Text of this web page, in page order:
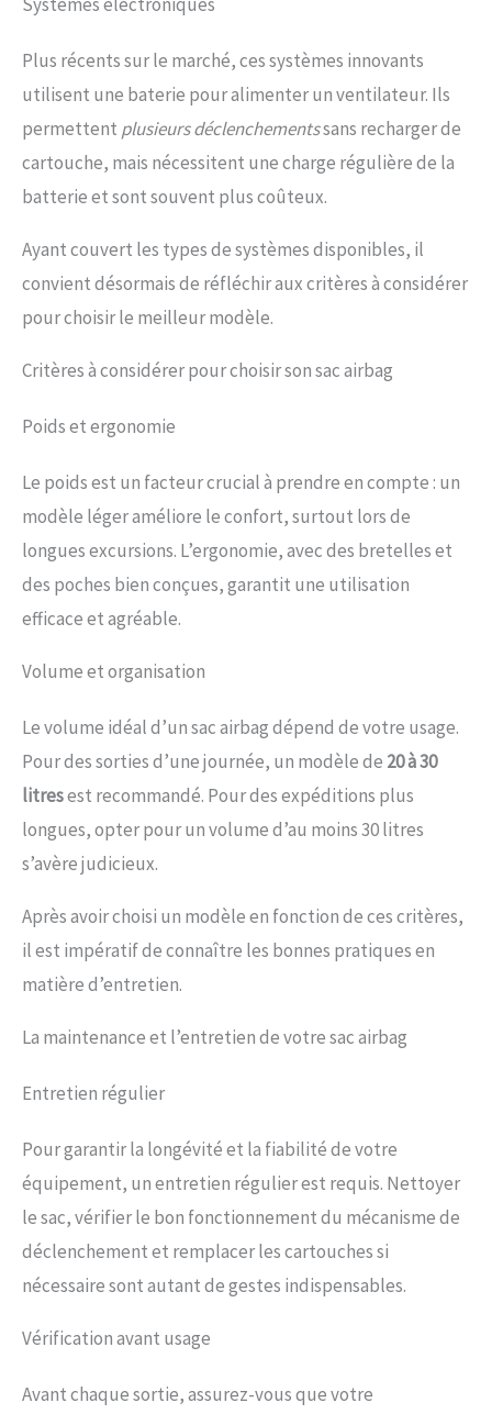
Plus récents sur le marché, ces systèmes innovants
utilisent une baterie pour alimenter un ventilateur. Ils
permettent plusieurs déclenchementssans recharger de
cartouche, mais nécessitent une charge régulière de la
batterie et sont souvent plus coûteux.
Ayant couvert les types de systèmes disponibles, il
convient désormais de réfléchir aux critères à considérer
pour choisir le meilleur modèle.
Critères à considérer pour choisir son sac airbag
Poids et ergonomie
Le poids est un facteur crucial à prendre en compte : un
modèle léger améliore le confort, surtout lors de
longues excursions. L’ergonomie, avec des bretelles et
des poches bien conçues, garantit une utilisation
efficace et agréable.
Volume et organisation
Le volume idéal d’un sac airbag dépend de votre usage.
Pour des sorties d’une journée, un modèle de 20 à 30
litresest recommandé. Pour des expéditions plus
longues, opter pour un volume d’au moins 30 litres
s’avère judicieux.
Après avoir choisi un modèle en fonction de ces critères,
il est impératif de connaître les bonnes pratiques en
matière d’entretien.
La maintenance et l’entretien de votre sac airbag
Entretien régulier
Pour garantir la longévité et la fiabilité de votre
équipement, un entretien régulier est requis. Nettoyer
le sac, vérifier le bon fonctionnement du mécanisme de
déclenchement et remplacer les cartouches si
nécessaire sont autant de gestes indispensables.
Vérification avant usage
Avant chaque sortie, assurez-vous que votre